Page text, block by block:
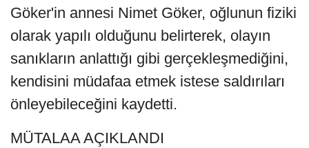
Göker'in annesi Nimet Göker, oğlunun fiziki
olarak yapılı olduğunu belirterek, olayın
sanıkların anlattığı gibi gerçekleşmediğini,
kendisini müdafaa etmek istese saldırıları
önleyebileceğini kaydetti.
MÜTALAA AÇIKLANDI